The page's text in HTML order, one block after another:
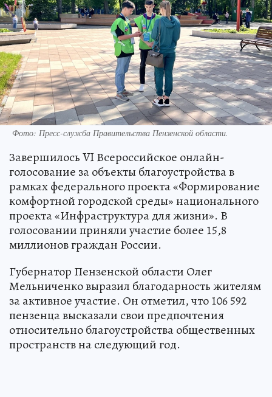
Фото: Пресс-служба Правительства Пензенской области.
Завершилось VI Всероссийское онлайн-
голосование за объекты благоустройства в
рамках федерального проекта «Формирование
комфортной городской среды» национального
проекта «Инфраструктура для жизни». В
голосовании приняли участие более 15,8
миллионов граждан России.
Губернатор Пензенской области Олег
Мельниченко выразил благодарность жителям
за активное участие. Он отметил, что 106 592
пензенца высказали свои предпочтения
относительно благоустройства общественных
пространств на следующий год.